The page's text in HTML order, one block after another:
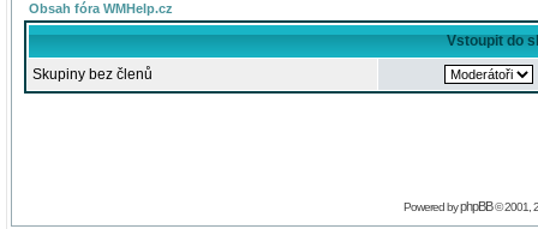
Obsah fóra WMHelp.cz
Vstoupit do
Skupiny bez členů
Powered byphpBB© 2001,